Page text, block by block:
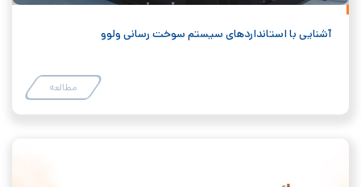
آشنایی با استانداردهای سیستم سوخت رسانی ولوو
مطالعه